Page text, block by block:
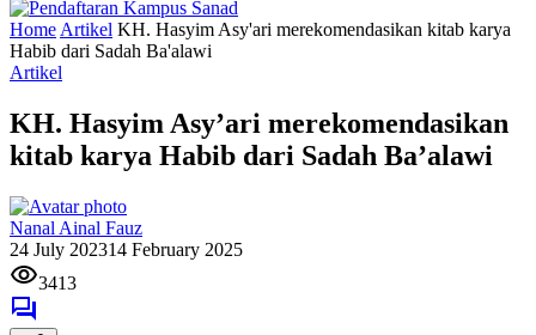
Home Artikel KH. Hasyim Asy'ari merekomendasikan kitab karya
Habib dari Sadah Ba'alawi
Artikel
KH. Hasyim Asy’ari merekomendasikan
kitab karya Habib dari Sadah Ba’alawi
Nanal Ainal Fauz
24 July 202314 February 2025
3413